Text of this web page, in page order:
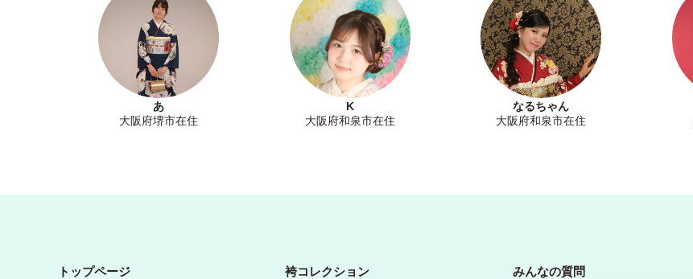
あ
大阪府堺市在住
K
大阪府和泉市在住
なるちゃん
大阪府和泉市在住
トップページ 袴コレクション みんなの質問